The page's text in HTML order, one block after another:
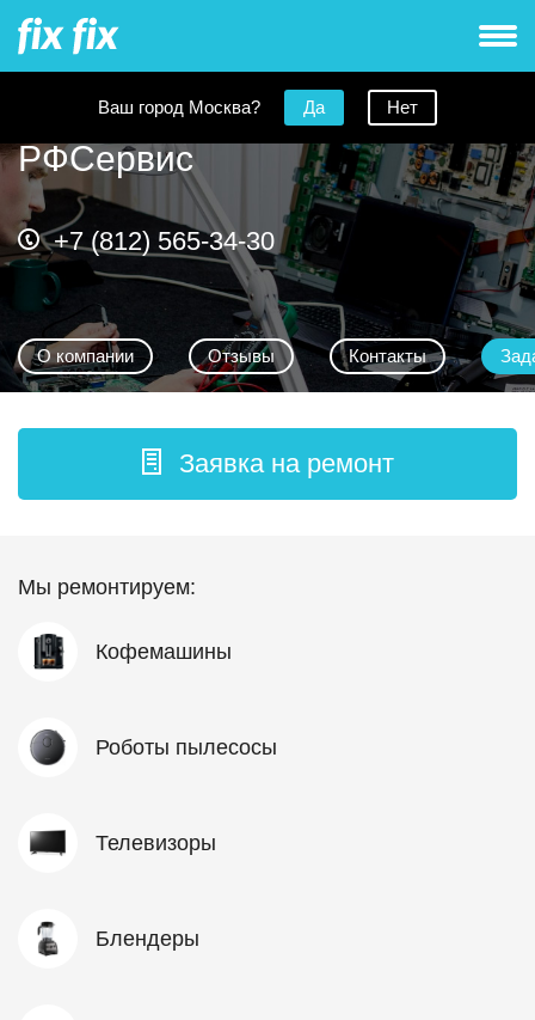
Ваш город Москва? Да Нет
РФСервис
+7 (812) 565-34-30
О компании Отзывы Контакты
Заявка на ремонт
Мы ремонтируем:
Кофемашины
Роботы пылесосы
Телевизоры
Блендеры